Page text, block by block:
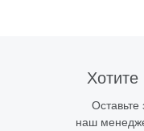
Хотите
Оставьте
наш